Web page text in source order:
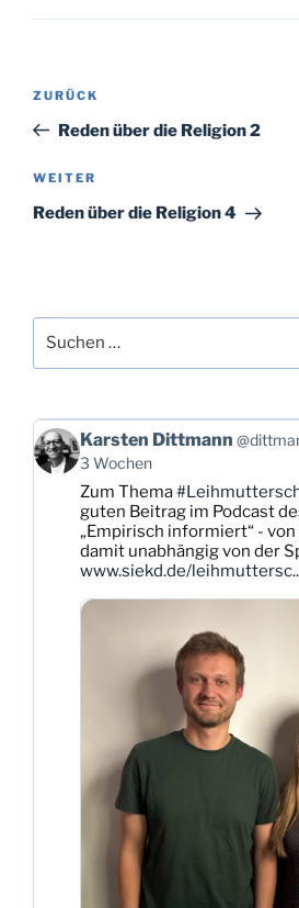
Beitragsnavigation
Vorheriger
Beitrag
ZURÜCK
Reden über die Religion 2
Nächster
Beitrag
WEITER
Reden über die Religion 4
nach:
Beitrag
von
Karsten
Dittmann
Bluesky
ansehen
Karsten Dittmann
3 Wochen
Zum Thema
guten Beitrag im Podcast
„Empirisch informiert“ -
damit unabhängig von der
www.siekd.de/